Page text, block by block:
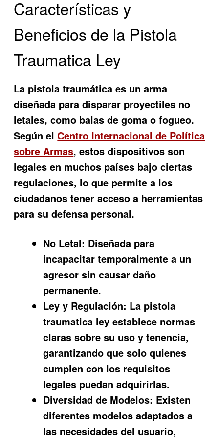
Características y
Beneficios de la Pistola
Traumatica Ley
La pistola traumática es un arma
diseñada para disparar proyectiles no
letales, como balas de goma o fogueo.
Según el Centro Internacional de Política
sobre Armas, estos dispositivos son
legales en muchos países bajo ciertas
regulaciones, lo que permite a los
ciudadanos tener acceso a herramientas
para su defensa personal.
No Letal: Diseñada para
incapacitar temporalmente a un
agresor sin causar daño
permanente.
Ley y Regulación: La pistola
traumatica ley establece normas
claras sobre su uso y tenencia,
garantizando que solo quienes
cumplen con los requisitos
legales puedan adquirirlas.
Diversidad de Modelos: Existen
diferentes modelos adaptados a
las necesidades del usuario,